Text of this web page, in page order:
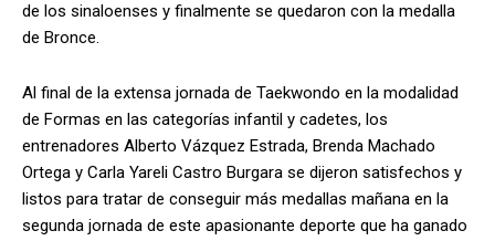
de los sinaloenses y finalmente se quedaron con la medalla
de Bronce.
Al final de la extensa jornada de Taekwondo en la modalidad
de Formas en las categorías infantil y cadetes, los
entrenadores Alberto Vázquez Estrada, Brenda Machado
Ortega y Carla Yareli Castro Burgara se dijeron satisfechos y
listos para tratar de conseguir más medallas mañana en la
segunda jornada de este apasionante deporte que ha ganado